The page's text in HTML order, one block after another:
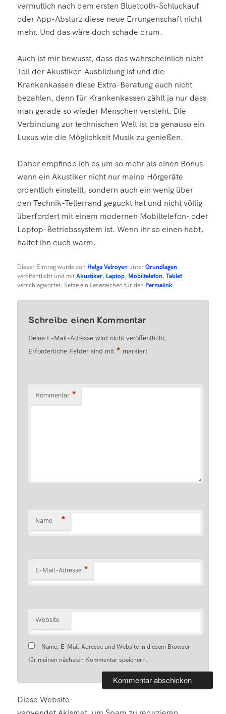
vermutlich nach dem ersten Bluetooth-Schluckauf
oder App-Absturz diese neue Errungenschaft nicht
mehr. Und das wäre doch schade drum.
Auch ist mir bewusst, dass das wahrscheinlich nicht
Teil der Akustiker-Ausbildung ist und die
Krankenkassen diese Extra-Beratung auch nicht
bezahlen, denn für Krankenkassen zählt ja nur dass
man gerade so wieder Menschen versteht. Die
Verbindung zur technischen Welt ist da genauso ein
Luxus wie die Möglichkeit Musik zu genießen.
Daher empfinde ich es um so mehr als einen Bonus
wenn ein Akustiker nicht nur meine Hörgeräte
ordentlich einstellt, sondern auch ein wenig über
den Technik-Tellerrand geguckt hat und nicht völlig
überfordert mit einem modernen Mobiltelefon- oder
Laptop-Betriebssystem ist. Wenn ihr so einen habt,
haltet ihn euch warm.
Dieser Eintrag wurde von Helga Velroyen unterGrundlagen
veröffentlicht und mitAkustiker, Laptop, Mobiltelefon,Tablet
verschlagwortet. Setze ein Lesezeichen für den Permalink.
Schreibe einen Kommentar
Deine E-Mail-Adresse wird nicht veröffentlicht.
Erforderliche Felder sind mit * markiert
Kommentar *
Name *
E-Mail-Adresse *
Website
Name, E-Mail-Adresse und Website in diesem Browser
für meinen nächsten Kommentar speichern.
Diese Website